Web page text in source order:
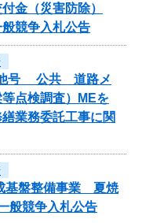
金（災害防除）
競争入札公告
他号 公共 道路メ
点検調査）MEを
業務委託工事に関
基盤整備事業 夏焼
般競争入札公告